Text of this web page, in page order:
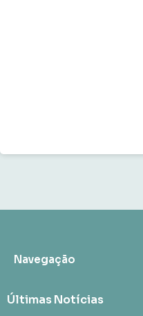
Navegação
Últimas Notícias